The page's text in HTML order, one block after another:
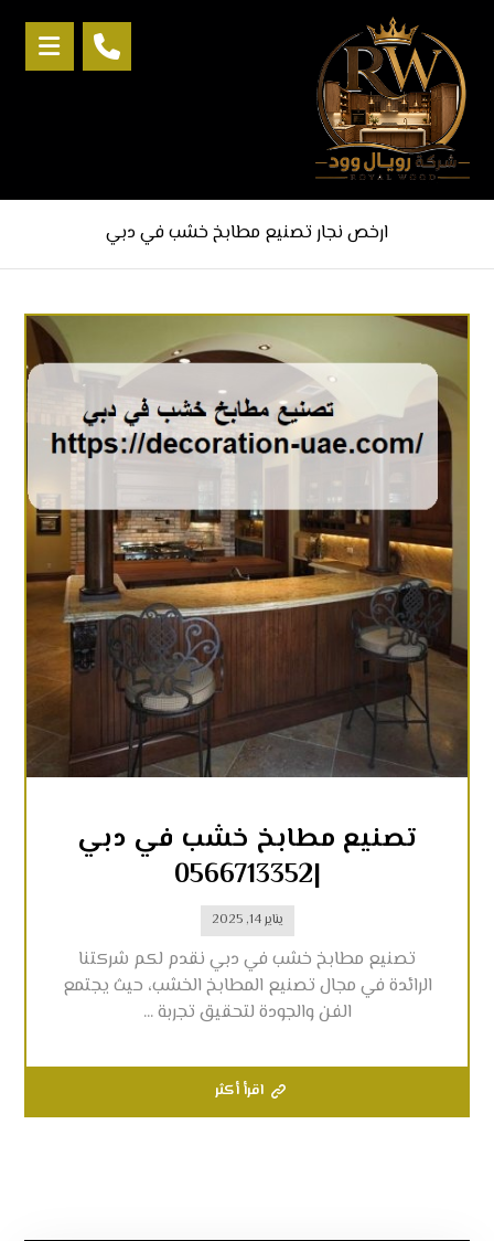
ارخص نجار تصنيع مطابخ خشب في دبي
تصنيع مطابخ خشب في دبي
|0566713352
يناير 14, 2025
تصنيع مطابخ خشب في دبي نقدم لكم شركتنا
الرائدة في مجال تصنيع المطابخ الخشب، حيث يجتمع
الفن والجودة لتحقيق تجربة ...
اقرأ أكثر